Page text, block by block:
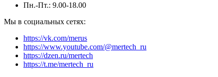
Пн.-Пт.: 9.00-18.00
Мы в социальных сетях:
https://vk.com/merus
https://www.youtube.com/@mertech_ru
https://dzen.ru/mertech
https://t.me/mertech_ru